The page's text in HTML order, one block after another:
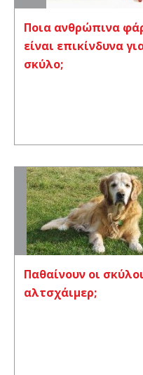
Ποια ανθρώπινα
είναι επικίνδυνα
σκύλο;
Παθαίνουν οι σκύλοι
αλτσχάιμερ;